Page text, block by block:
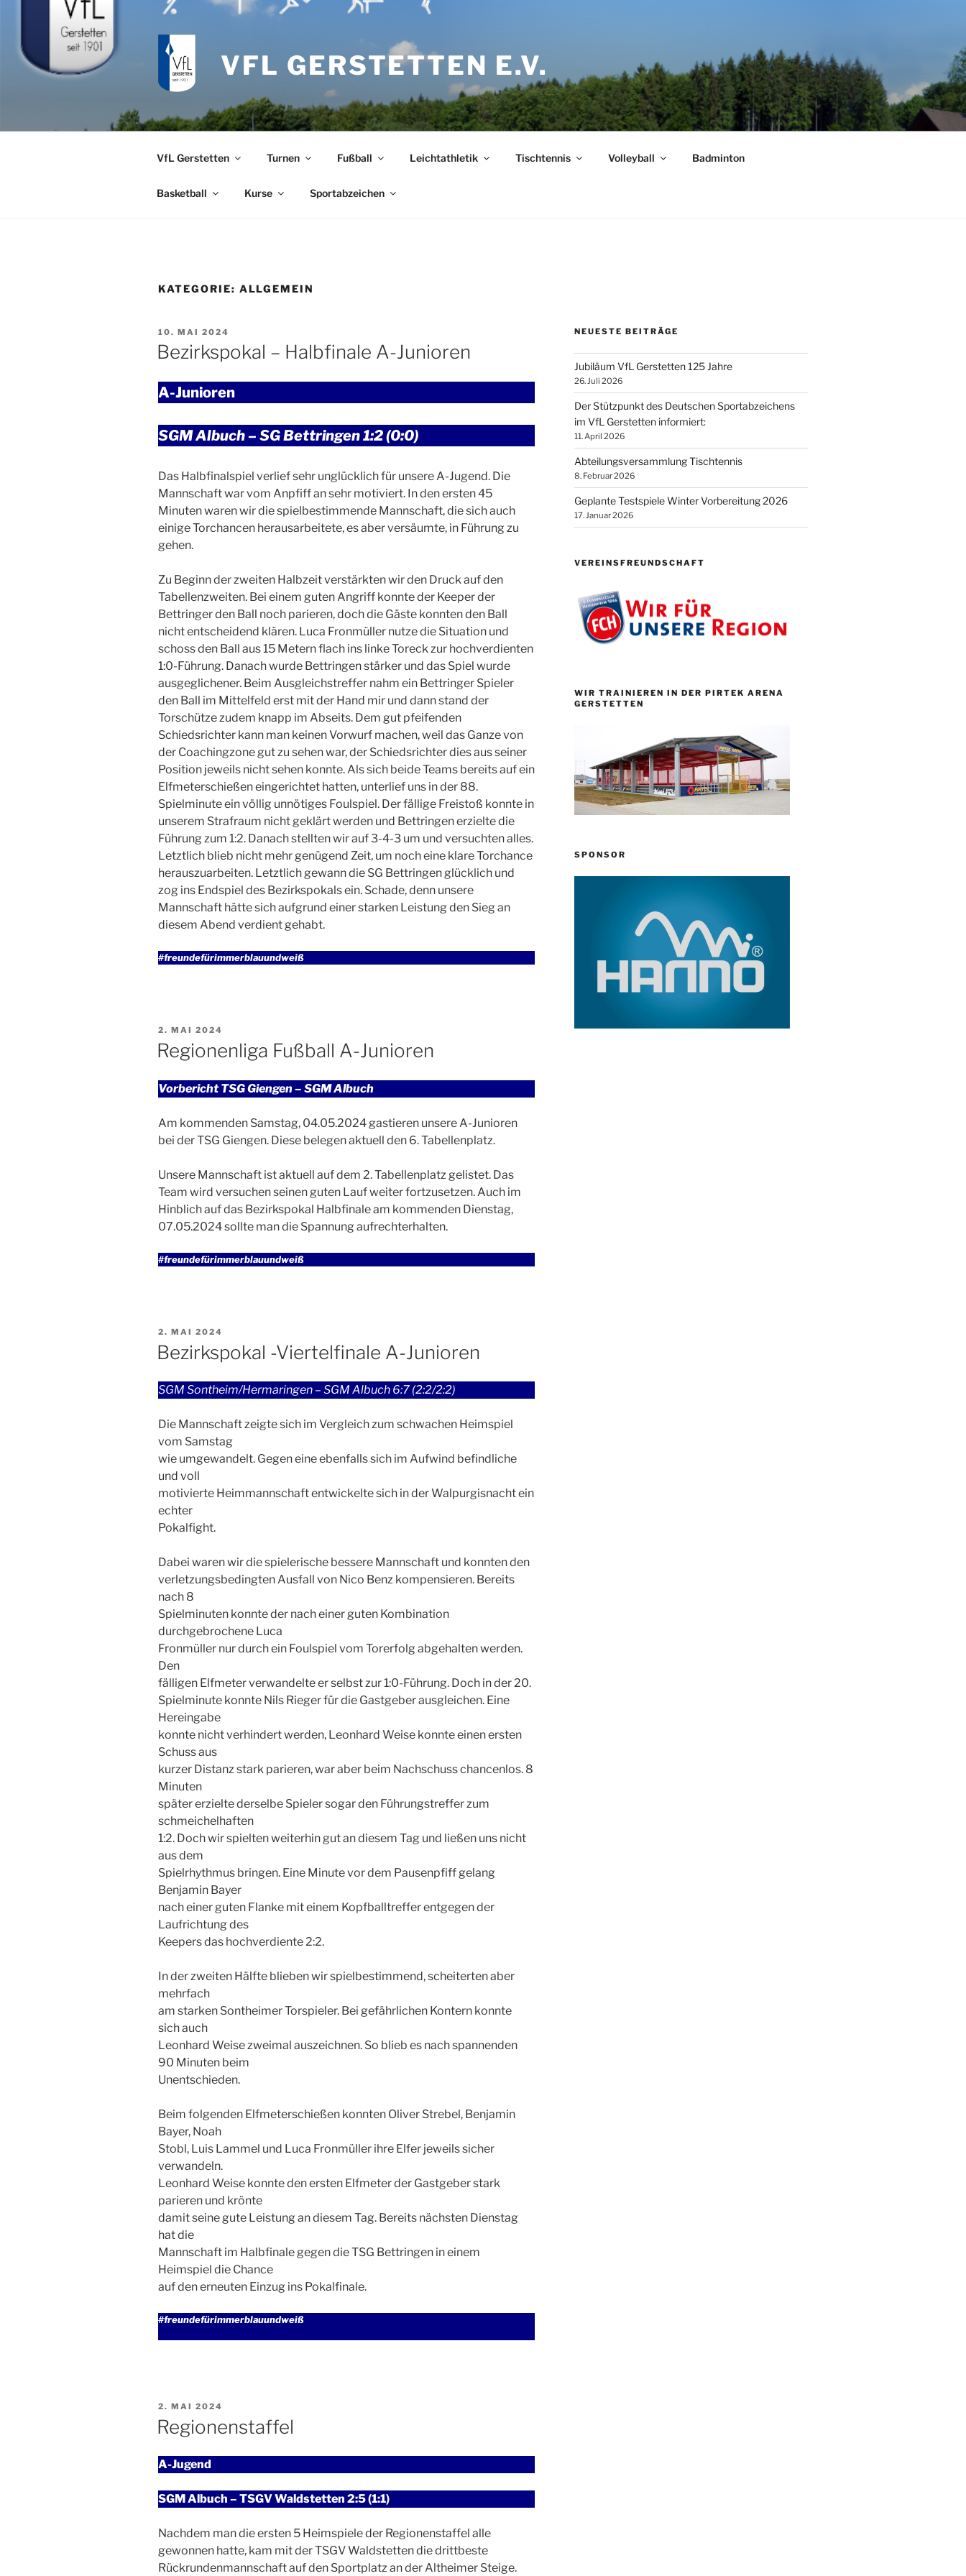
springen
VFL GERSTETTEN E.V.
VfL Gerstetten Turnen Fußball Leichtathletik Tischtennis Volleyball Badminton
Basketball Kurse Sportabzeichen
KATEGORIE: ALLGEMEIN
VERÖFFENTLICHT
AM
10. MAI 2024
Bezirkspokal – Halbfinale A-Junioren
A-Junioren
SGM Albuch – SG Bettringen 1:2 (0:0)
Das Halbfinalspiel verlief sehr unglücklich für unsere A-Jugend. Die
Mannschaft war vom Anpfiff an sehr motiviert. In den ersten 45
Minuten waren wir die spielbestimmende Mannschaft, die sich auch
einige Torchancen herausarbeitete, es aber versäumte, in Führung zu
gehen.
Zu Beginn der zweiten Halbzeit verstärkten wir den Druck auf den
Tabellenzweiten. Bei einem guten Angriff konnte der Keeper der
Bettringer den Ball noch parieren, doch die Gäste konnten den Ball
nicht entscheidend klären. Luca Fronmüller nutze die Situation und
schoss den Ball aus 15 Metern flach ins linke Toreck zur hochverdienten
1:0-Führung. Danach wurde Bettringen stärker und das Spiel wurde
ausgeglichener. Beim Ausgleichstreffer nahm ein Bettringer Spieler
den Ball im Mittelfeld erst mit der Hand mir und dann stand der
Torschütze zudem knapp im Abseits. Dem gut pfeifenden
Schiedsrichter kann man keinen Vorwurf machen, weil das Ganze von
der Coachingzone gut zu sehen war, der Schiedsrichter dies aus seiner
Position jeweils nicht sehen konnte. Als sich beide Teams bereits auf ein
Elfmeterschießen eingerichtet hatten, unterlief uns in der 88.
Spielminute ein völlig unnötiges Foulspiel. Der fällige Freistoß konnte in
unserem Strafraum nicht geklärt werden und Bettringen erzielte die
Führung zum 1:2. Danach stellten wir auf 3-4-3 um und versuchten alles.
Letztlich blieb nicht mehr genügend Zeit, um noch eine klare Torchance
herauszuarbeiten. Letztlich gewann die SG Bettringen glücklich und
zog ins Endspiel des Bezirkspokals ein. Schade, denn unsere
Mannschaft hätte sich aufgrund einer starken Leistung den Sieg an
diesem Abend verdient gehabt.
#freundefürimmerblauundweiß
VERÖFFENTLICHT
AM
2. MAI 2024
Regionenliga Fußball A-Junioren
Vorbericht TSG Giengen – SGM Albuch
Am kommenden Samstag, 04.05.2024 gastieren unsere A-Junioren
bei der TSG Giengen. Diese belegen aktuell den 6. Tabellenplatz.
Unsere Mannschaft ist aktuell auf dem 2. Tabellenplatz gelistet. Das
Team wird versuchen seinen guten Lauf weiter fortzusetzen. Auch im
Hinblich auf das Bezirkspokal Halbfinale am kommenden Dienstag,
07.05.2024 sollte man die Spannung aufrechterhalten.
#freundefürimmerblauundweiß
VERÖFFENTLICHT
AM
2. MAI 2024
Bezirkspokal -Viertelfinale A-Junioren
SGM Sontheim/Hermaringen – SGM Albuch 6:7 (2:2/2:2)
Die Mannschaft zeigte sich im Vergleich zum schwachen Heimspiel
vom Samstag
wie umgewandelt. Gegen eine ebenfalls sich im Aufwind befindliche
und voll
motivierte Heimmannschaft entwickelte sich in der Walpurgisnacht ein
echter
Pokalfight.
Dabei waren wir die spielerische bessere Mannschaft und konnten den
verletzungsbedingten Ausfall von Nico Benz kompensieren. Bereits
nach 8
Spielminuten konnte der nach einer guten Kombination
durchgebrochene Luca
Fronmüller nur durch ein Foulspiel vom Torerfolg abgehalten werden.
Den
fälligen Elfmeter verwandelte er selbst zur 1:0-Führung. Doch in der 20.
Spielminute konnte Nils Rieger für die Gastgeber ausgleichen. Eine
Hereingabe
konnte nicht verhindert werden, Leonhard Weise konnte einen ersten
Schuss aus
kurzer Distanz stark parieren, war aber beim Nachschuss chancenlos. 8
Minuten
später erzielte derselbe Spieler sogar den Führungstreffer zum
schmeichelhaften
1:2. Doch wir spielten weiterhin gut an diesem Tag und ließen uns nicht
aus dem
Spielrhythmus bringen. Eine Minute vor dem Pausenpfiff gelang
Benjamin Bayer
nach einer guten Flanke mit einem Kopfballtreffer entgegen der
Laufrichtung des
Keepers das hochverdiente 2:2.
In der zweiten Hälfte blieben wir spielbestimmend, scheiterten aber
mehrfach
am starken Sontheimer Torspieler. Bei gefährlichen Kontern konnte
sich auch
Leonhard Weise zweimal auszeichnen. So blieb es nach spannenden
90 Minuten beim
Unentschieden.
Beim folgenden Elfmeterschießen konnten Oliver Strebel, Benjamin
Bayer, Noah
Stobl, Luis Lammel und Luca Fronmüller ihre Elfer jeweils sicher
verwandeln.
Leonhard Weise konnte den ersten Elfmeter der Gastgeber stark
parieren und krönte
damit seine gute Leistung an diesem Tag. Bereits nächsten Dienstag
hat die
Mannschaft im Halbfinale gegen die TSG Bettringen in einem
Heimspiel die Chance
auf den erneuten Einzug ins Pokalfinale.
#freundefürimmerblauundweiß
VERÖFFENTLICHT
2. MAI 2024
Regionenstaffel
A-Jugend
SGM Albuch – TSGV Waldstetten 2:5 (1:1)
Nachdem man die ersten 5 Heimspiele der Regionenstaffel alle
gewonnen hatte, kam mit der TSGV Waldstetten die drittbeste
Rückrundenmannschaft auf den Sportplatz an der Altheimer Steige.
NEUESTE BEITRÄGE
Jubiläum VfL Gerstetten 125 Jahre
26. Juli 2026
Der Stützpunkt des Deutschen Sportabzeichens
im VfL Gerstetten informiert:
11. April 2026
Abteilungsversammlung Tischtennis
8. Februar 2026
Geplante Testspiele Winter Vorbereitung 2026
17. Januar 2026
VEREINSFREUNDSCHAFT
WIR TRAINIEREN IN DER PIRTEK ARENA
GERSTETTEN
SPONSOR